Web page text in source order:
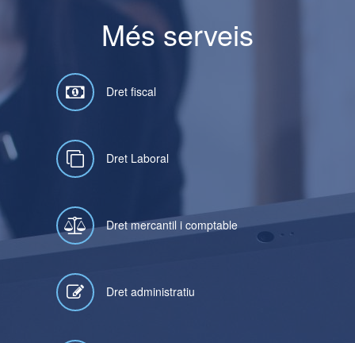
Més serveis
Dret fiscal
Dret Laboral
Dret mercantil i comptable
Dret administratiu